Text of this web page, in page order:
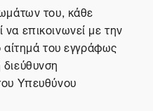
του, κάθε
επικοινωνεί με την
αίτημά του εγγράφως
Υπευθύνου